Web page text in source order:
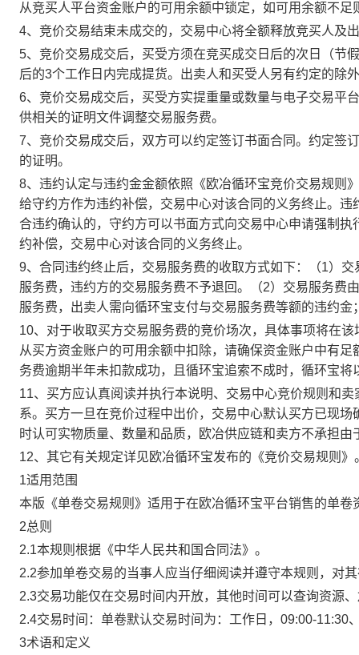
从竞买人平台资金账户的可用余额中锁定，如可用余额不足
4、竞价交易结束未成交的，交易中心将全额释放竞买人及
5、竞价交易成交后，买受方须在竞买成交日后的次日（节
后的3个工作日内完成提货。出卖人和买受人另有约定的除
6、竞价交易成交后，买受方实提重量或数量与电子交易平
供相关的证明文件调整交易服务费。
7、竞价交易成交后，双方可以约定签订书面合同。约定签
的证明。
8、违约认定与违约金金额依照《欧冶循环宝竞价交易规则
给守约方作为违约补偿，交易中心对该合同的义务终止。
合违约确认的，守约方可以书面方式向交易中心申请强制
约补偿，交易中心对该合同的义务终止。
9、合同违约终止后，交易服务费的收取方式如下：（1）
服务费，违约方的交易服务费不予退回。（2）交易服务费
服务费，出卖人需向循环宝支付与交易服务费等额的违约
10、对于收取买方交易服务费的竞价场次，具体事项将在
从买方资金账户的可用余额中扣除，请确保资金账户中有
务费逾期半年未扣款成功，且循环宝追索不成时，循环宝将
11、买方应认真阅读并执行本说明、交易中心竞价规则和
系。买方一旦在竞价过程中出价，交易中心默认买方已现
时认可实物质量、数量和品质，欧冶供应链和卖方不承担由
12、其它有关规定详见欧冶循环宝发布的《竞价交易规则》
1适用范围
本版《单卷交易规则》适用于在欧冶循环宝平台销售的单卷
2总则
2.1本规则根据《中华人民共和国合同法》。
2.2参加单卷交易的当事人应当仔细阅读并遵守本规则，对
2.3交易功能仅在交易时间内开放，其他时间可以查询资源
2.4交易时间：单卷默认交易时间为：工作日，09:00-11:30
3术语和定义